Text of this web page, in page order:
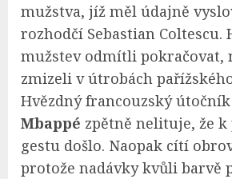
mužstva, jíž měl údajně
rozhodčí Sebastian Coltescu.
mužstev odmítli pokračovat,
zmizeli v útrobách
Hvězdný francouzský útočník
Mbappé zpětně nelituje, že
gestu došlo. Naopak cítí
protože nadávky kvůli barvě